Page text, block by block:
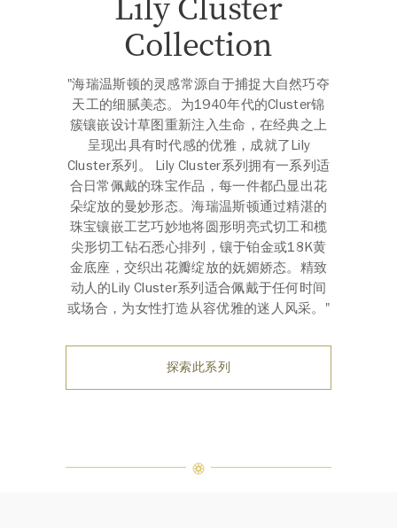
Collection
"海瑞温斯顿的灵感常源自于捕捉大自然巧夺
天工的细腻美态。为1940年代的Cluster锦
簇镶嵌设计草图重新注入生命，在经典之上
呈现出具有时代感的优雅，成就了Lily
Cluster系列。 Lily Cluster系列拥有一系列适
合日常佩戴的珠宝作品，每一件都凸显出花
朵绽放的曼妙形态。海瑞温斯顿通过精湛的
珠宝镶嵌工艺巧妙地将圆形明亮式切工和榄
尖形切工钻石悉心排列，镶于铂金或18K黄
金底座，交织出花瓣绽放的妩媚娇态。精致
动人的Lily Cluster系列适合佩戴于任何时间
或场合，为女性打造从容优雅的迷人风采。"
探索此系列